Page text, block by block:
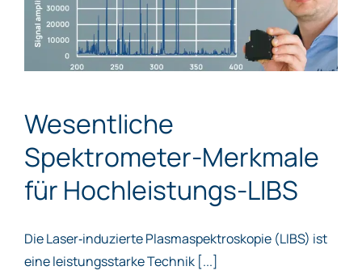
Wesentliche
Spektrometer-Merkmale
für Hochleistungs-LIBS
Die Laser‑induzierte Plasmaspektroskopie (LIBS) ist
eine leistungsstarke Technik [...]